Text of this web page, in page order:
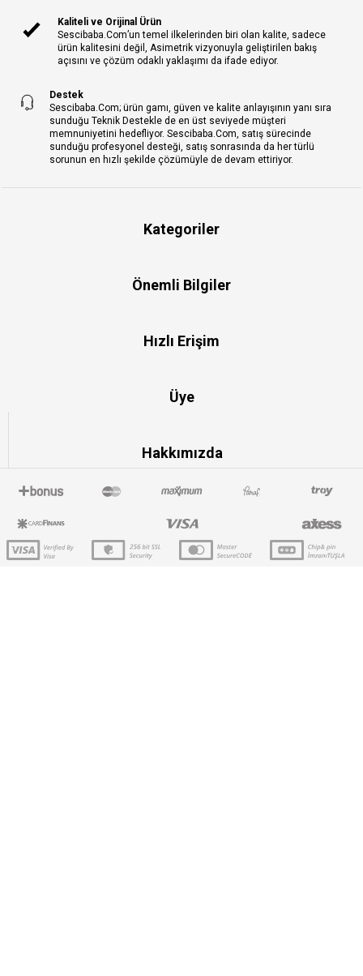
Kaliteli ve Orijinal Ürün
Sescibaba.Com’un temel ilkelerinden biri olan kalite, sadece
ürün kalitesini değil, Asimetrik vizyonuyla geliştirilen bakış
açısını ve çözüm odaklı yaklaşımı da ifade ediyor.
Destek
Sescibaba.Com; ürün gamı, güven ve kalite anlayışının yanı sıra
sunduğu Teknik Destekle de en üst seviyede müşteri
memnuniyetini hedefliyor. Sescibaba.Com, satış sürecinde
sunduğu profesyonel desteği, satış sonrasında da her türlü
sorunun en hızlı şekilde çözümüyle de devam ettiriyor.
Kategoriler
Önemli Bilgiler
Hızlı Erişim
Üye
Hakkımızda